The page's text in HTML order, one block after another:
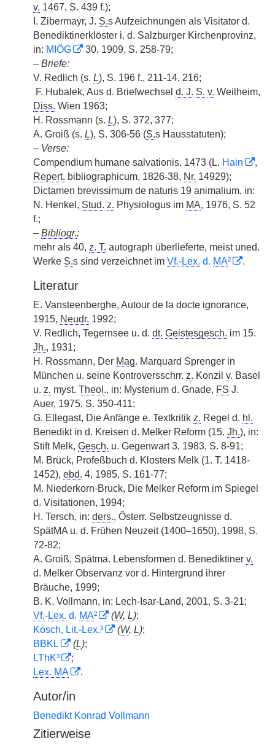
v. 1467, S. 439 f.);
I. Zibermayr, J. S.s Aufzeichnungen als Visitator d.
Benediktinerklöster i. d. Salzburger Kirchenprovinz,
in: MIÖG
30, 1909, S. 258-79;
– Briefe:
V. Redlich (s. L), S. 196 f., 211-14, 216;
F. Hubalek, Aus d. Briefwechsel d. J. S. v. Weilheim,
Diss. Wien 1963;
H. Rossmann (s. L), S. 372, 377;
A. Groiß (s. L), S. 306-56 (S.s Hausstatuten);
– Verse:
Compendium humane salvationis, 1473 (L. Hain
,
Repert. bibliographicum, 1826-38, Nr. 14929);
Dictamen brevissimum de naturis 19 animalium, in:
N. Henkel, Stud. z. Physiologus im MA, 1976, S. 52
f.;
– Bibliogr.:
mehr als 40, z. T. autograph überlieferte, meist uned.
Werke S.s sind verzeichnet im Vf.-Lex. d. MA² .
Literatur
E. Vansteenberghe, Autour de la docte ignorance,
1915, Neudr. 1992;
V. Redlich, Tegernsee u. d. dt. Geistesgesch. im 15.
Jh., 1931;
H. Rossmann, Der Mag. Marquard Sprenger in
München u. seine Kontroversschrr. z. Konzil v. Basel
u. z. myst. Theol., in: Mysterium d. Gnade, FS J.
Auer, 1975, S. 350-411;
G. Ellegast, Die Anfänge e. Textkritik z. Regel d. hl.
Benedikt in d. Kreisen d. Melker Reform (15. Jh.), in:
Stift Melk, Gesch. u. Gegenwart 3, 1983, S. 8-91;
M. Brück, Profeßbuch d. Klosters Melk (1. T. 1418-
1452), ebd. 4, 1985, S. 161-77;
M. Niederkorn-Bruck, Die Melker Reform im Spiegel
d. Visitationen, 1994;
H. Tersch, in: ders., Ôsterr. Selbstzeugnisse d.
SpätMA u. d. Frühen Neuzeit (1400–1650), 1998, S.
72-82;
A. Groiß, Spätma. Lebensformen d. Benediktiner v.
d. Melker Observanz vor d. Hintergrund ihrer
Bräuche, 1999;
B. K. Vollmann, in: Lech-Isar-Land, 2001, S. 3-21;
Vf.-Lex. d. MA² (W, L);
Kosch, Lit.-Lex.³
(W, L);
BBKL
(L);
LThK³
;
Lex. MA
.
Autor/in
Benedikt Konrad Vollmann
Zitierweise